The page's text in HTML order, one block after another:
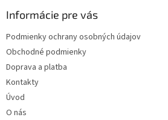
Informácie pre vás
Podmienky ochrany osobných údajov
Obchodné podmienky
Doprava a platba
Kontakty
Úvod
O nás